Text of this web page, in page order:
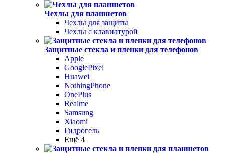
Чехлы для планшетов
Чехлы для защиты
Чехлы с клавиатурой
Защитные стекла и пленки для телефонов
Apple
GooglePixel
Huawei
NothingPhone
OnePlus
Realme
Samsung
Xiaomi
Гидрогель
Ещё 4